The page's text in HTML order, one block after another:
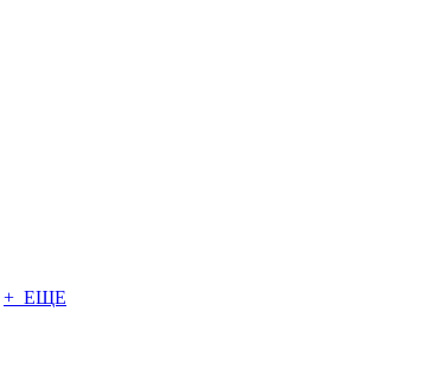
+ ЕЩЕ